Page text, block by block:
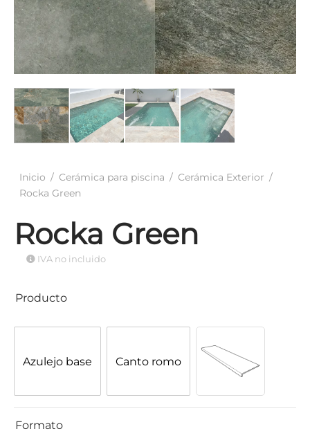
Inicio / Cerámica para piscina / Cerámica Exterior /
Rocka Green
Rocka Green
IVA no incluido
Producto
Azulejo base Canto romo
Formato
Antideslizante
Gresite